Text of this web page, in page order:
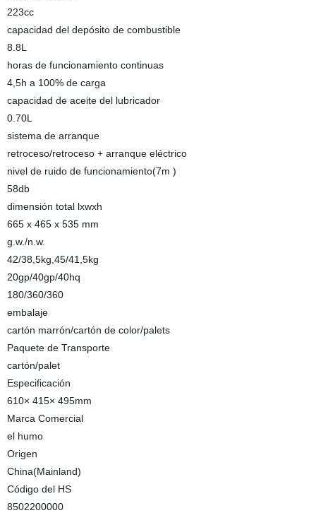
223cc
capacidad del depósito de combustible
8.8L
horas de funcionamiento continuas
4,5h a 100% de carga
capacidad de aceite del lubricador
0.70L
sistema de arranque
retroceso/retroceso + arranque eléctrico
nivel de ruido de funcionamiento(7m )
58db
dimensión total lxwxh
665 x 465 x 535 mm
g.w./n.w.
42/38,5kg,45/41,5kg
20gp/40gp/40hq
180/360/360
embalaje
cartón marrón/cartón de color/palets
Paquete de Transporte
cartón/palet
Especificación
610× 415× 495mm
Marca Comercial
el humo
Origen
China(Mainland)
Código del HS
8502200000